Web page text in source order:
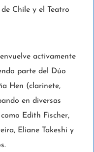
Chile y el Teatro
activamente
parte del Dúo
Hen (clarinete,
en diversas
Edith Fischer,
Eliane Takeshi y